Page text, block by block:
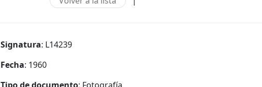
Signatura: L14239
Fecha: 1960